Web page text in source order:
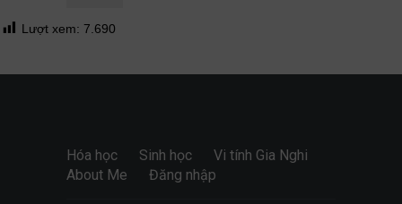
Lượt xem: 7.690
Hóa học Sinh học
Vi tính Gia Nghi
About Me
Đăng nhập